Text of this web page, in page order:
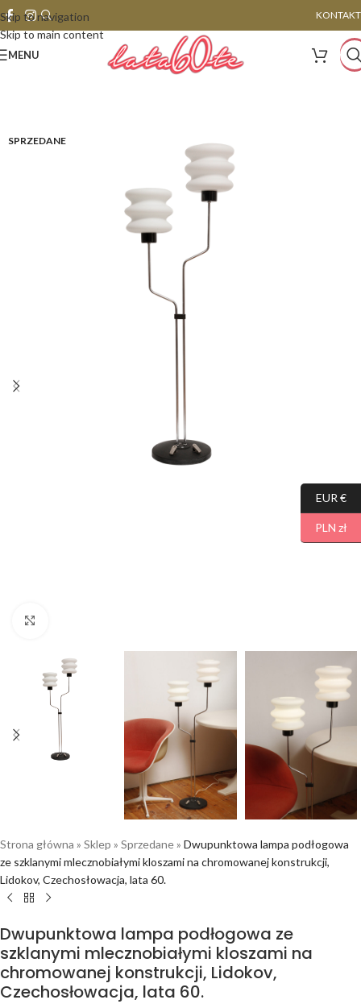
Skip to navigation
Skip to main content
KONTAKT
MENU
SPRZEDANE
Strona główna » Sklep » Sprzedane» Dwupunktowa lampa podłogowa
ze szklanymi mlecznobiałymi kloszami na chromowanej konstrukcji,
Lidokov, Czechosłowacja, lata 60.
Dwupunktowa lampa podłogowa ze
szklanymi mlecznobiałymi kloszami na
chromowanej konstrukcji, Lidokov,
Czechosłowacja, lata 60.
EUR €
PLN zł